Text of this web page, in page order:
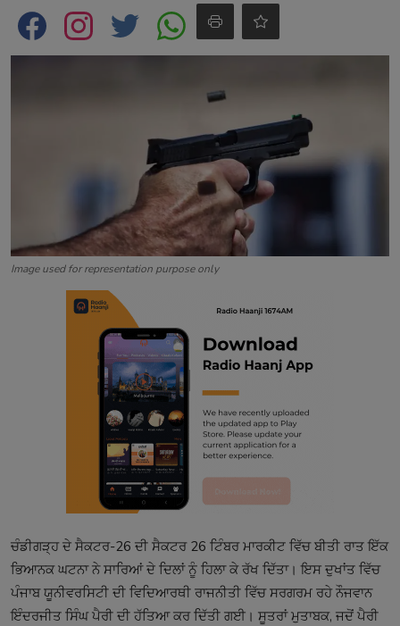
Image used for representation purpose only
ਚੰਡੀਗੜ੍ਹ ਦੇ ਸੈਕਟਰ-26 ਦੀ ਸੈਕਟਰ 26 ਟਿੰਬਰ ਮਾਰਕੀਟ ਵਿੱਚ ਬੀਤੀ ਰਾਤ ਇੱਕ
ਭਿਆਨਕ ਘਟਨਾ ਨੇ ਸਾਰਿਆਂ ਦੇ ਦਿਲਾਂ ਨੂੰ ਹਿਲਾ ਕੇ ਰੱਖ ਦਿੱਤਾ। ਇਸ ਦੁਖਾਂਤ ਵਿੱਚ
ਪੰਜਾਬ ਯੂਨੀਵਰਸਿਟੀ ਦੀ ਵਿਦਿਆਰਥੀ ਰਾਜਨੀਤੀ ਵਿੱਚ ਸਰਗਰਮ ਰਹੇ ਨੌਜਵਾਨ
ਇੰਦਰਜੀਤ ਸਿੰਘ ਪੈਰੀ ਦੀ ਹੱਤਿਆ ਕਰ ਦਿੱਤੀ ਗਈ। ਸੂਤਰਾਂ ਮੁਤਾਬਕ, ਜਦੋਂ ਪੈਰੀ